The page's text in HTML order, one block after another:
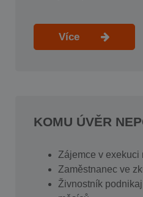
Více
KOMU ÚVĚR
Zájemce v exekuci
Zaměstnanec ve
Živnostník